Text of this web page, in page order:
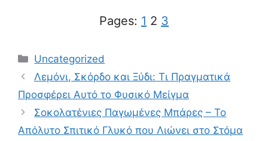
Pages: 1 2 3
Categories
Uncategorized
Λεμόνι, Σκόρδο και Ξύδι: Τι Πραγματικά
Προσφέρει Αυτό το Φυσικό Μείγμα
Σοκολατένιες Παγωμένες Μπάρες – Το
Απόλυτο Σπιτικό Γλυκό που Λιώνει στο Στόμα